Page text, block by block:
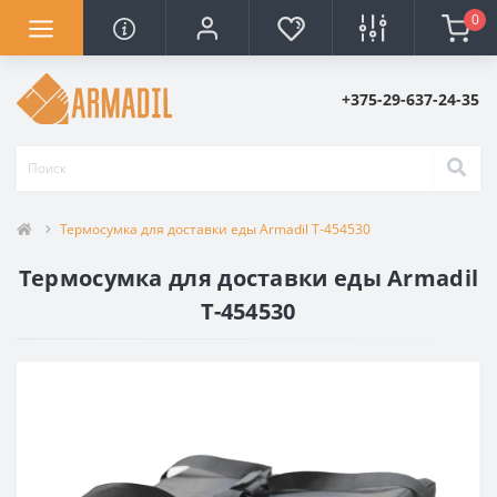
0
+375-29-637-24-35
Термосумка для доставки еды Armadil T-454530
Термосумка для доставки еды Armadil
T-454530